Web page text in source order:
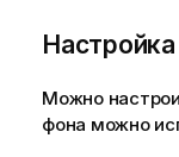
Можно
фона можно